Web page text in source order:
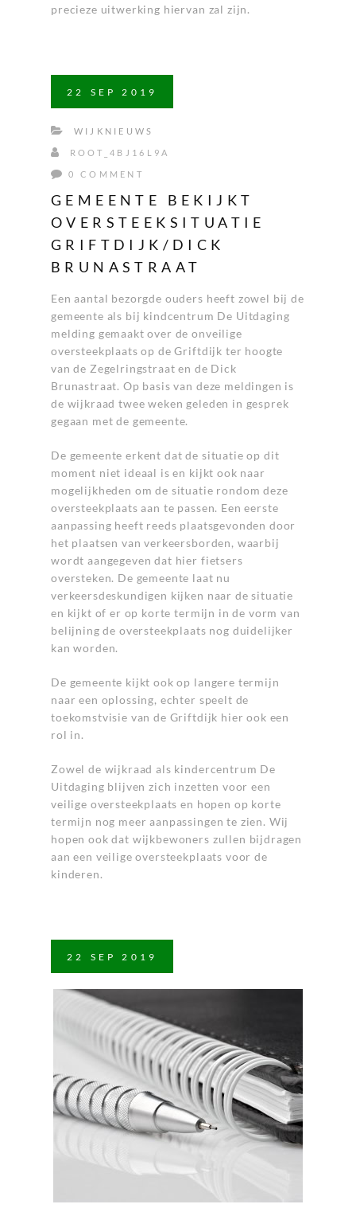
precieze uitwerking hiervan zal zijn.
22 SEP 2019
WIJKNIEUWS
ROOT_4BJ16L9A
0 COMMENT
GEMEENTE BEKIJKT
OVERSTEEKSITUATIE
GRIFTDIJK/DICK
BRUNASTRAAT
Een aantal bezorgde ouders heeft zowel bij de
gemeente als bij kindcentrum De Uitdaging
melding gemaakt over de onveilige
oversteekplaats op de Griftdijk ter hoogte
van de Zegelringstraat en de Dick
Brunastraat. Op basis van deze meldingen is
de wijkraad twee weken geleden in gesprek
gegaan met de gemeente.
De gemeente erkent dat de situatie op dit
moment niet ideaal is en kijkt ook naar
mogelijkheden om de situatie rondom deze
oversteekplaats aan te passen. Een eerste
aanpassing heeft reeds plaatsgevonden door
het plaatsen van verkeersborden, waarbij
wordt aangegeven dat hier fietsers
oversteken. De gemeente laat nu
verkeersdeskundigen kijken naar de situatie
en kijkt of er op korte termijn in de vorm van
belijning de oversteekplaats nog duidelijker
kan worden.
De gemeente kijkt ook op langere termijn
naar een oplossing, echter speelt de
toekomstvisie van de Griftdijk hier ook een
rol in.
Zowel de wijkraad als kindercentrum De
Uitdaging blijven zich inzetten voor een
veilige oversteekplaats en hopen op korte
termijn nog meer aanpassingen te zien. Wij
hopen ook dat wijkbewoners zullen bijdragen
aan een veilige oversteekplaats voor de
kinderen.
22 SEP 2019